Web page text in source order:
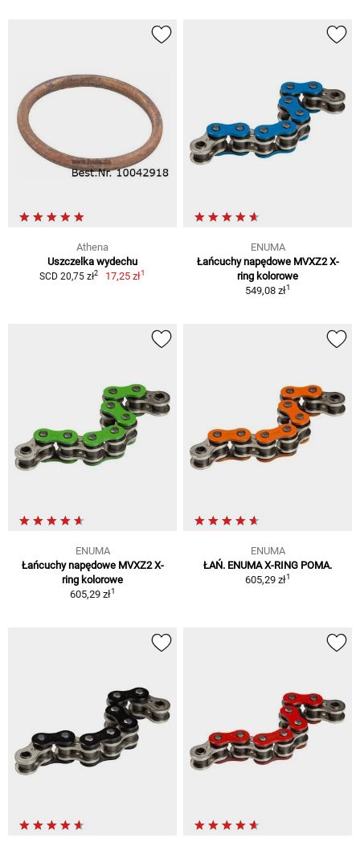
Athena
Uszczelka wydechu
SCD 20,75 zł2 17,25 zł1
ENUMA
Łańcuchy napędowe MVXZ2 X-
ring kolorowe
549,08 zł1
ENUMA
Łańcuchy napędowe MVXZ2 X-
ring kolorowe
605,29 zł1
ENUMA
ŁAŃ. ENUMA X-RING POMA.
605,29 zł1